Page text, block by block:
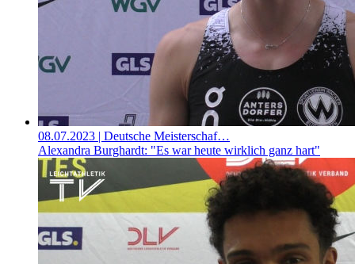
08.07.2023 | Deutsche Meisterschaf…
Alexandra Burghardt: "Es war heute wirklich ganz hart"